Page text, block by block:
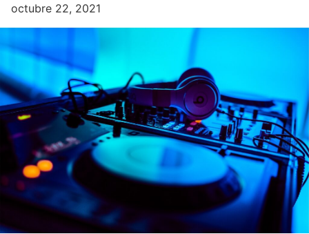
octubre 22, 2021